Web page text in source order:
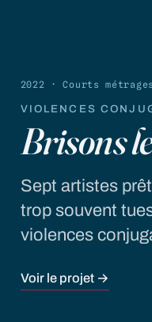
2022 · Courts
VIOLENCES
Brisons
Sept artistes
trop souvent
violences
Voir le projet →